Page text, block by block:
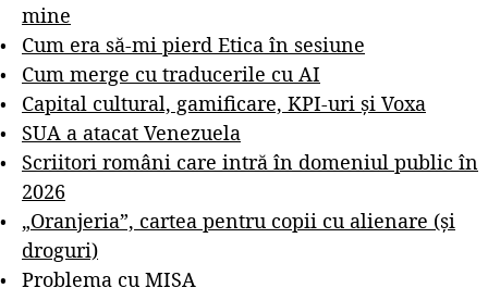
mine
Cum era să-mi pierd Etica în sesiune
Cum merge cu traducerile cu AI
Capital cultural, gamificare, KPI-uri și Voxa
SUA a atacat Venezuela
Scriitori români care intră în domeniul public în
2026
„Oranjeria”, cartea pentru copii cu alienare (și
droguri)
Problema cu MISA